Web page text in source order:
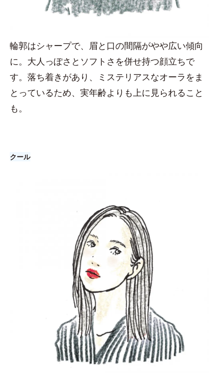
輪郭はシャープで、眉と口の間隔がやや広い傾向
に。大人っぽさとソフトさを併せ持つ顔立ちで
す。落ち着きがあり、ミステリアスなオーラをま
とっているため、実年齢よりも上に見られること
も。
クール